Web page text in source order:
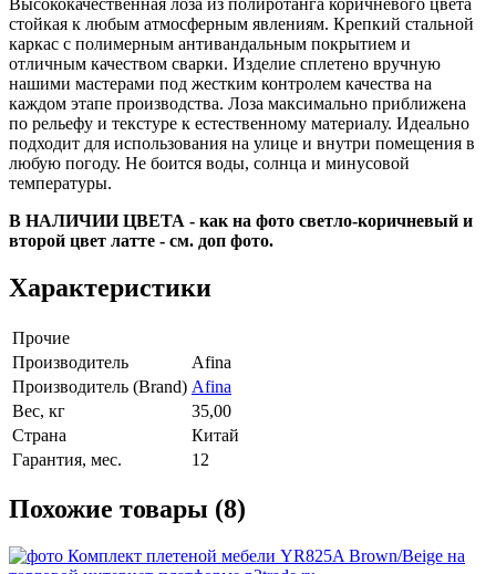
стойкая к любым атмосферным явлениям. Крепкий стальной
каркас с полимерным антивандальным покрытием и
отличным качеством сварки. Изделие сплетено вручную
нашими мастерами под жестким контролем качества на
каждом этапе производства. Лоза максимально приближена
по рельефу и текстуре к естественному материалу. Идеально
подходит для использования на улице и внутри помещения в
любую погоду. Не боится воды, солнца и минусовой
температуры.
В НАЛИЧИИ ЦВЕТА - как на фото светло-коричневый и
второй цвет латте - см. доп фото.
Характеристики
Прочие
Производитель
Afina
Производитель (Brand) Afina
Вес, кг
35,00
Страна
Китай
Гарантия, мес.
12
Похожие товары (8)